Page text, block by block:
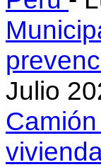
Julio